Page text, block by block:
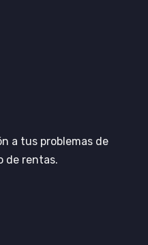
a tus problemas de
de rentas.